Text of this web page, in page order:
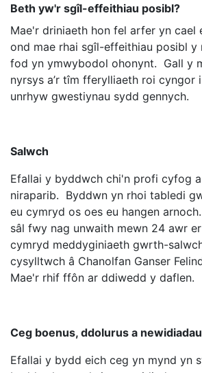
Beth yw'r sgîl-effeithiau posibl?
Mae'r driniaeth hon fel arfer yn cael
ond mae rhai sgîl-effeithiau posibl y
fod yn ymwybodol ohonynt. Gall y
nyrsys a’r tîm fferylliaeth roi cyngor
unrhyw gwestiynau sydd gennych.
Salwch
Efallai y byddwch chi'n profi cyfog
niraparib. Byddwn yn rhoi tabledi
eu cymryd os oes eu hangen
sâl fwy nag unwaith mewn 24 awr
cymryd meddyginiaeth gwrth-
cysylltwch â Chanolfan Ganser
Mae'r rhif ffôn ar ddiwedd y daflen.
Ceg boenus, ddolurus a
Efallai y bydd eich ceg yn mynd yn